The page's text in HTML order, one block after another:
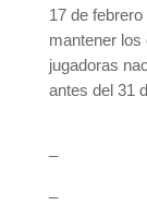
17 de
mantener los
jugadoras
antes del 31